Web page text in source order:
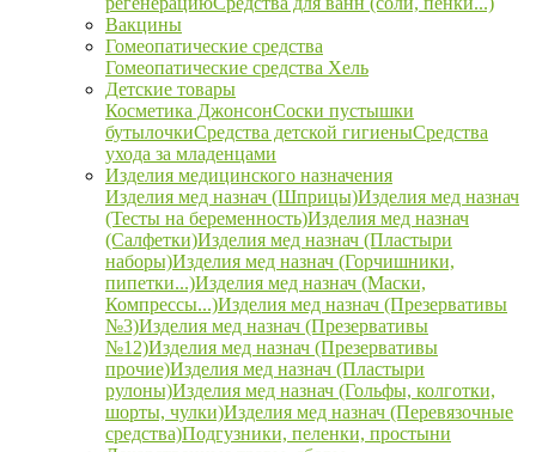
Вакцины
Гомеопатические средства
Гомеопатические средства Хель
Детские товары
Косметика ДжонсонСоски пустышки
бутылочкиСредства детской гигиеныСредства
ухода за младенцами
Изделия медицинского назначения
Изделия мед назнач (Шприцы)Изделия мед назнач
(Тесты на беременность)Изделия мед назнач
(Салфетки)Изделия мед назнач (Пластыри
наборы)Изделия мед назнач (Горчишники,
пипетки...)Изделия мед назнач (Маски,
Компрессы...)Изделия мед назнач (Презервативы
№3)Изделия мед назнач (Презервативы
№12)Изделия мед назнач (Презервативы
прочие)Изделия мед назнач (Пластыри
рулоны)Изделия мед назнач (Гольфы, колготки,
шорты, чулки)Изделия мед назнач (Перевязочные
средства)Подгузники, пеленки, простыни